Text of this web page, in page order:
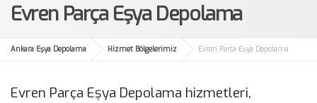
Evren Parça Eşya Depolama
Ankara Eşya Depolama Hizmet Bölgelerimiz Evren Parça Eşya Depolama
Evren Parça Eşya Depolama hizmetleri,